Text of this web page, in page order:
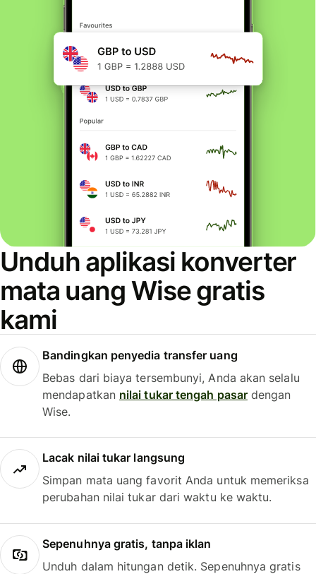
Unduh aplikasi konverter
mata uang Wise gratis
kami
Bandingkan penyedia transfer uang
Bebas dari biaya tersembunyi, Anda akan selalu
mendapatkan nilai tukar tengah pasardengan
Wise.
Lacak nilai tukar langsung
Simpan mata uang favorit Anda untuk memeriksa
perubahan nilai tukar dari waktu ke waktu.
Sepenuhnya gratis, tanpa iklan
Unduh dalam hitungan detik. Sepenuhnya gratis